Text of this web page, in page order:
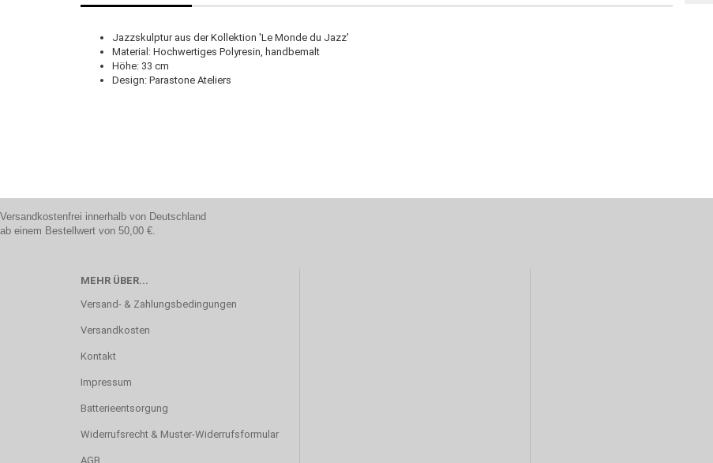
Jazzskulptur aus der Kollektion 'Le Monde du Jazz'
Material: Hochwertiges Polyresin, handbemalt
Höhe: 33 cm
Design: Parastone Ateliers
Versandkostenfrei innerhalb von Deutschland
ab einem Bestellwert von 50,00 €.
MEHR ÜBER...
Versand- & Zahlungsbedingungen
Versandkosten
Kontakt
Impressum
Batterieentsorgung
Widerrufsrecht & Muster-Widerrufsformular
AGB